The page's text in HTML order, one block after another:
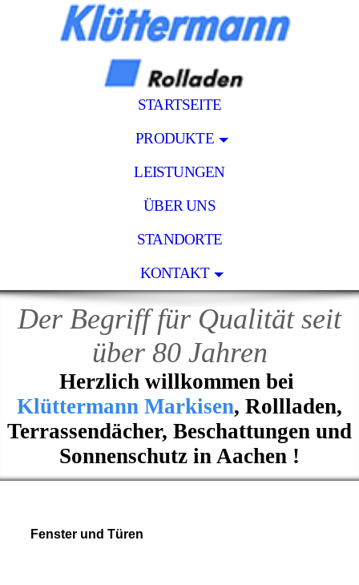
STARTSEITE
PRODUKTE
LEISTUNGEN
ÜBER UNS
STANDORTE
KONTAKT
Der Begriff für Qualität seit
über 80 Jahren
Herzlich willkommen bei
Klüttermann Markisen, Rollladen,
Terrassendächer, Beschattungen und
Sonnenschutz in Aachen !
Fenster und Türen